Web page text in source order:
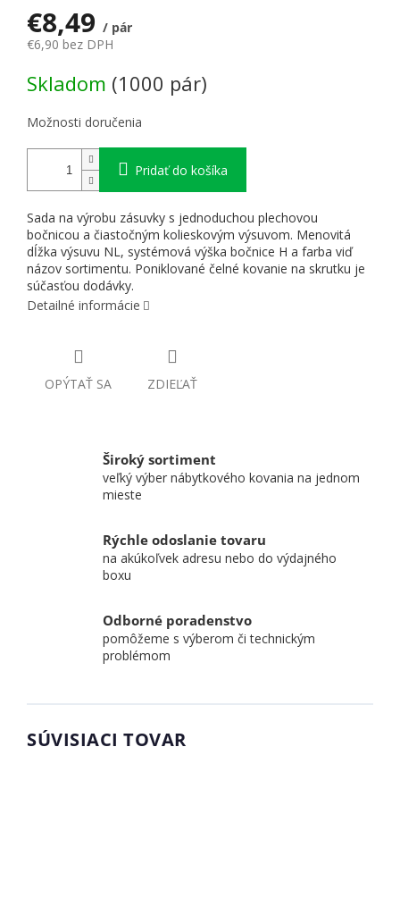
€8,49 / pár
€6,90 bez DPH
Skladom (1000 pár)
Možnosti doručenia
Pridať do košíka
Sada na výrobu zásuvky s jednoduchou plechovou
bočnicou a čiastočným kolieskovým výsuvom. Menovitá
dĺžka výsuvu NL, systémová výška bočnice H a farba viď
názov sortimentu. Poniklované čelné kovanie na skrutku je
súčasťou dodávky.
Detailné informácie
OPÝTAŤ SA ZDIEĽAŤ
Široký sortiment
veľký výber nábytkového kovania na jednom
mieste
Rýchle odoslanie tovaru
na akúkoľvek adresu nebo do výdajného
boxu
Odborné poradenstvo
pomôžeme s výberom či technickým
problémom
SÚVISIACI TOVAR